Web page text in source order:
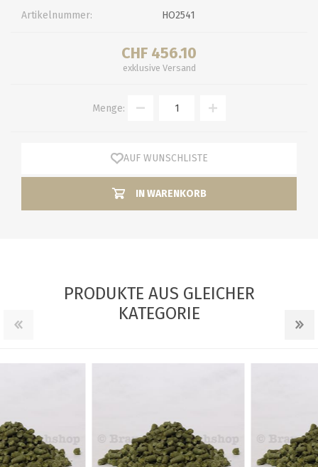
Artikelnummer: HO2541
CHF 456.10
exklusive Versand
Menge:
AUF WUNSCHLISTE
IN WARENKORB
PRODUKTE AUS GLEICHER
KATEGORIE